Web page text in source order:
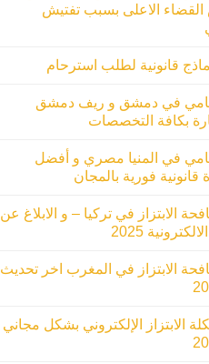
الاعلى بسبب تفتيش
قانونية لطلب استرحام
في دمشق و ريف دمشق
بكافة التخصصات
في المنيا مصري و أفضل
قانونية فورية بالمجان
الابتزاز في تركيا – و الابلاغ عن
2025
الابتزاز في المغرب اخر تحديث
الابتزاز الإلكتروني بشكل مجاني